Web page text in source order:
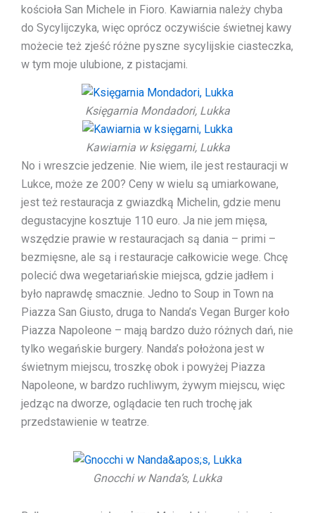
kościoła San Michele in Fioro. Kawiarnia należy chyba
do Sycylijczyka, więc oprócz oczywiście świetnej kawy
możecie też zjeść różne pyszne sycylijskie ciasteczka,
w tym moje ulubione, z pistacjami.
Księgarnia Mondadori, Lukka
Kawiarnia w księgarni, Lukka
No i wreszcie jedzenie. Nie wiem, ile jest restauracji w
Lukce, może ze 200? Ceny w wielu są umiarkowane,
jest też restauracja z gwiazdką Michelin, gdzie menu
degustacyjne kosztuje 110 euro. Ja nie jem mięsa,
wszędzie prawie w restauracjach są dania – primi –
bezmięsne, ale są i restauracje całkowicie wege. Chcę
polecić dwa wegetariańskie miejsca, gdzie jadłem i
było naprawdę smacznie. Jedno to Soup in Town na
Piazza San Giusto, druga to Nanda’s Vegan Burger koło
Piazza Napoleone – mają bardzo dużo różnych dań, nie
tylko wegańskie burgery. Nanda’s położona jest w
świetnym miejscu, troszkę obok i powyżej Piazza
Napoleone, w bardzo ruchliwym, żywym miejscu, więc
jedząc na dworze, oglądacie ten ruch trochę jak
przedstawienie w teatrze.
Gnocchi w Nanda’s, Lukka